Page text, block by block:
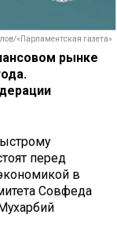
«Парламентская газета»
рынке
перед
в
Совфеда